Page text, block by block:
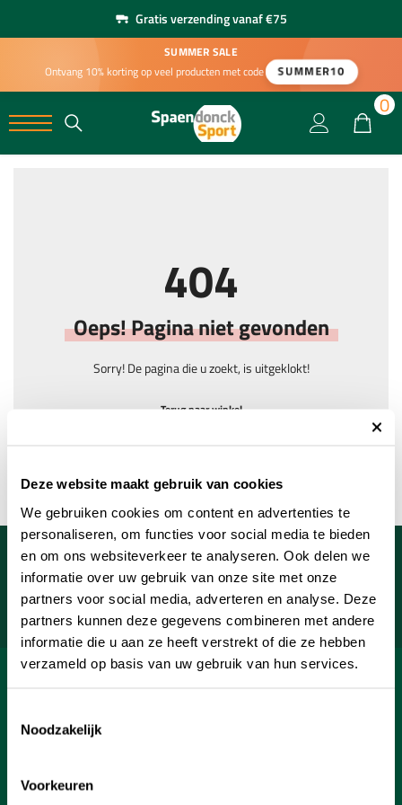
Deze website maakt gebruik van cookies
We gebruiken cookies om content en advertenties te
personaliseren, om functies voor social media te bieden
en om ons websiteverkeer te analyseren. Ook delen we
informatie over uw gebruik van onze site met onze
partners voor social media, adverteren en analyse. Deze
partners kunnen deze gegevens combineren met andere
informatie die u aan ze heeft verstrekt of die ze hebben
verzameld op basis van uw gebruik van hun services.
Noodzakelijk
Voorkeuren
Gratis verzending vanaf €75
SUMMER SALE
Ontvang 10% korting op veel producten met code
SUMMER10
00
404
Oeps! Pagina niet gevonden
Sorry! De pagina die u zoekt, is uitgeklokt!
Terug naar winkel
Meld je aan voor onze nieuwsbrief
Uw e-mailadres
Aanmelden
INFORMATIE
KLANTENSERVICE